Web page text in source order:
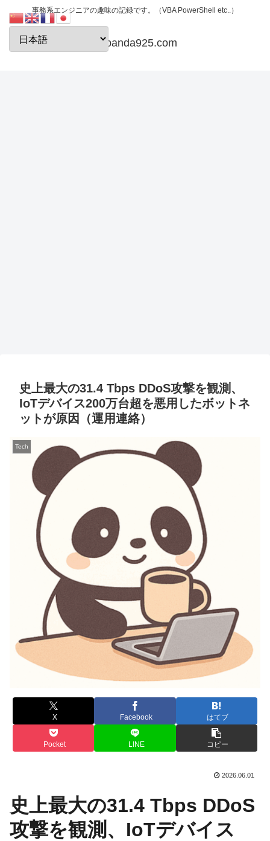
事務系エンジニアの趣味の記録です。（VBA PowerShell etc..）
papanda925.com
史上最大の31.4 Tbps DDoS攻撃を観測、
IoTデバイス200万台超を悪用したボットネ
ットが原因（運用連絡）
Tech
X Facebook はてブ
Pocket LINE コピー
2026.06.01
史上最大の31.4 Tbps DDoS
攻撃を観測、IoTデバイス